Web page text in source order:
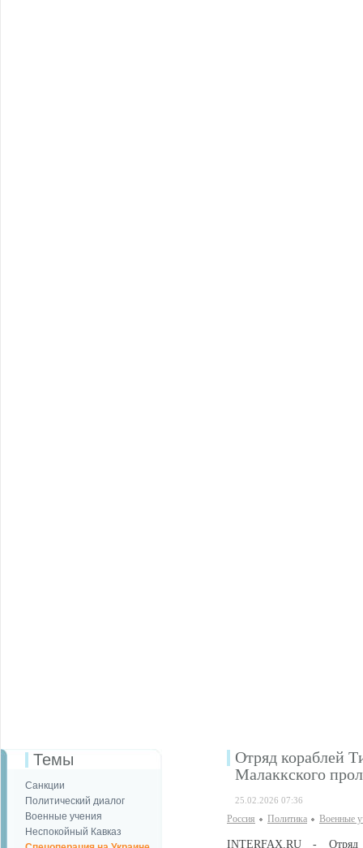
Темы
Санкции
Политический диалог
Военные учения
Неспокойный Кавказ
Отряд кораблей
Малаккского
25.02.2026 07:36
Россия Политика Военные
INTERFAX.RU - Отряд